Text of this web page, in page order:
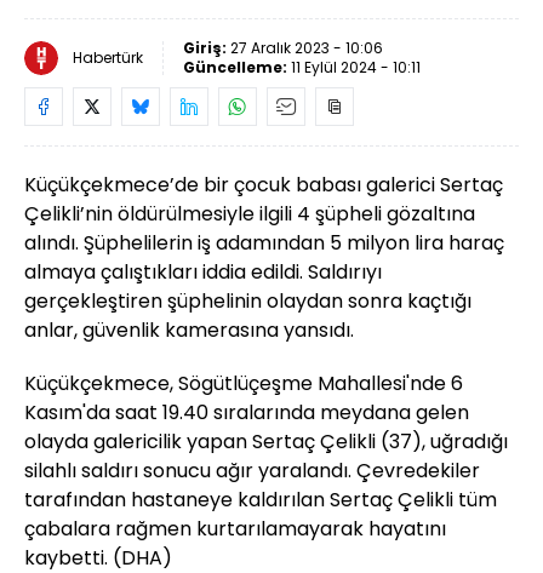
Habertürk Giriş: 27 Aralık 2023 - 10:06
Güncelleme: 11 Eylül 2024 - 10:11
Küçükçekmece’de bir çocuk babası galerici Sertaç
Çelikli’nin öldürülmesiyle ilgili 4 şüpheli gözaltına
alındı. Şüphelilerin iş adamından 5 milyon lira haraç
almaya çalıştıkları iddia edildi. Saldırıyı
gerçekleştiren şüphelinin olaydan sonra kaçtığı
anlar, güvenlik kamerasına yansıdı.
Küçükçekmece, Sögütlüçeşme Mahallesi'nde 6
Kasım'da saat 19.40 sıralarında meydana gelen
olayda galericilik yapan Sertaç Çelikli (37), uğradığı
silahlı saldırı sonucu ağır yaralandı. Çevredekiler
tarafından hastaneye kaldırılan Sertaç Çelikli tüm
çabalara rağmen kurtarılamayarak hayatını
kaybetti. (DHA)